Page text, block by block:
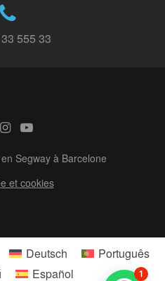
555 33
Segway à Barcelone
et cookies
1
Deutsch
Português
Español